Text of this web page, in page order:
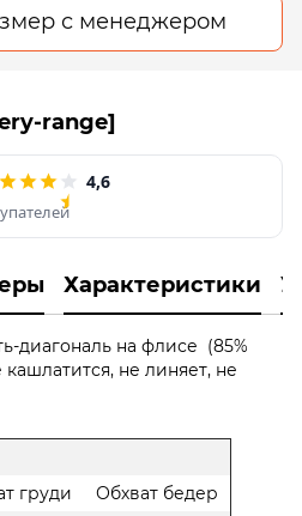
с менеджером
range]
4,6
Характеристики
диагональ на флисе (85%
кашлатится, не линяет, не
груди
Обхват бедер